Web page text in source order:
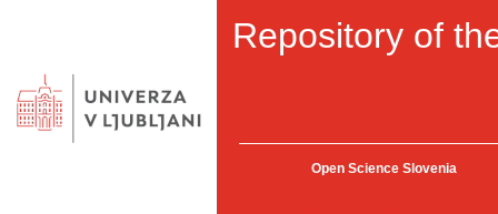
Repository of
Open Science Slovenia